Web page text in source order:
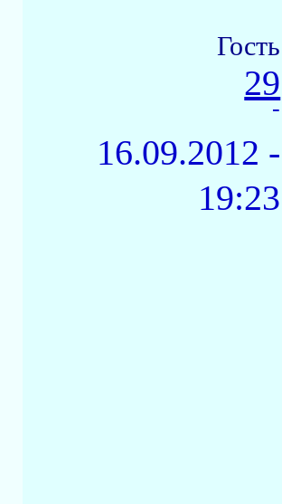
Гость
29
-
16.09.2012 -
19:23